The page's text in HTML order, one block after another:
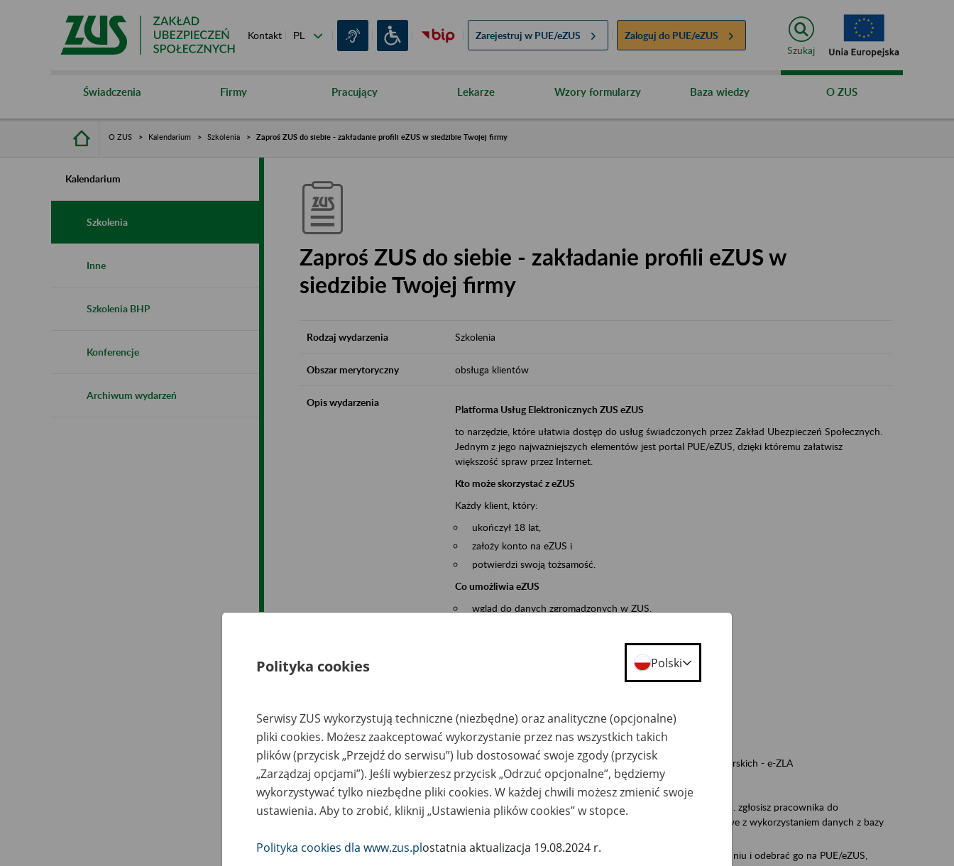
Kontakt Zarejestruj w PUE/eZUS Zaloguj do PUE/eZUS
Szukaj
Świadczenia Firmy Pracujący Lekarze Wzory formularzy Baza wiedzy O ZUS
O ZUS Kalendarium Szkolenia Zaproś ZUS do siebie - zakładanie profili eZUS w siedzibie Twojej firmy
Kalendarium
Szkolenia
Inne
Szkolenia BHP
Konferencje
Archiwum wydarzeń
Zaproś ZUS do siebie - zakładanie profili eZUS w
siedzibie Twojej firmy
Rodzaj wydarzenia Szkolenia
Obszar merytoryczny obsługa klientów
Opis wydarzenia
Platforma Usług Elektronicznych ZUS eZUS
to narzędzie, które ułatwia dostęp do usług świadczonych przez Zakład Ubezpieczeń Społecznych.
Jednym z jego najważniejszych elementów jest portal PUE/eZUS, dzięki któremu załatwisz
większość spraw przez Internet.
Kto może skorzystać z eZUS
Każdy klient, który:
ukończył 18 lat,
założy konto na eZUS i
potwierdzi swoją tożsamość.
Co umożliwia eZUS
wgląd do danych zgromadzonych w ZUS,
składanie wniosków i otrzymywanie na nie odpowiedzi,
zadawanie pytań i otrzymywanie odpowiedzi z ZUS,
umawianie się na wizyty w jednostce ZUS.
możesz sprawdzić swoje dane zapisane na koncie w ZUS,
masz dostęp do informacji o stanie konta ubezpieczonego,
masz dostę do informacji o wystawionych zwolnieniach lekarskich - e-ZLA
Jeśli jesteś płatnikiem składek (np. przedsiębiorcą)
możesz skorzystać z aplikacji ePłatnik, za pomocą której m.in. zgłosisz pracownika do
ubezpieczeń, wypełnisz i przekażesz dokumenty rozliczeniowe z wykorzystaniem danych z bazy
możesz złożyć wniosek o wydanie zaświadczenia o niezaleganiu i odebrać go na PUE/eZUS,
Polityka cookies Polski
Serwisy ZUS wykorzystują techniczne (niezbędne) oraz analityczne (opcjonalne)
pliki cookies. Możesz zaakceptować wykorzystanie przez nas wszystkich takich
plików (przycisk „Przejdź do serwisu”) lub dostosować swoje zgody (przycisk
„Zarządzaj opcjami”). Jeśli wybierzesz przycisk „Odrzuć opcjonalne”, będziemy
wykorzystywać tylko niezbędne pliki cookies. W każdej chwili możesz zmienić swoje
ustawienia. Aby to zrobić, kliknij „Ustawienia plików cookies” w stopce.
Polityka cookies dla www.zus.plostatnia aktualizacja 19.08.2024 r.